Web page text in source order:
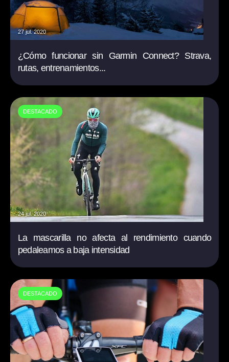
27 jul. 2020
¿Cómo funcionar sin Garmin Connect? Strava,
rutas, entrenamientos...
DESTACADO
24 jul. 2020
La mascarilla no afecta al rendimiento cuando
pedaleamos a baja intensidad
DESTACADO